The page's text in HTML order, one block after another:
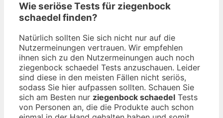
Wie seriöse Tests für ziegenbock
schaedel finden?
Natürlich sollten Sie sich nicht nur auf die
Nutzermeinungen vertrauen. Wir empfehlen
ihnen sich zu den Nutzermeinungen auch noch
ziegenbock schaedel Tests anzuschauen. Leider
sind diese in den meisten Fällen nicht seriös,
sodass Sie hier aufpassen sollten. Schauen Sie
sich am Besten nur ziegenbock schaedel Tests
von Personen an, die die Produkte auch schon